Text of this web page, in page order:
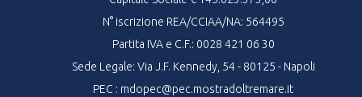
N° iscrizione REA/CCIAA/NA: 564495
Partita IVA e C.F.: 0028 421 06 30
Sede Legale: Via J.F. Kennedy, 54 - 80125 - Napoli
PEC : mdopec@pec.mostradoltremare.it